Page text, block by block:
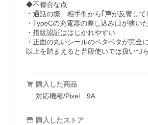
◆不都合な点
・通話の際、相手側から｢声が反響し
・TypeCの充電器の差し込み口が狭い
・指紋認証ははじかれやすい
・正面の丸いシールのベタベタが完
以上を踏まえると普段使いでは扱いづ
購入した商品
対応機種/Pixel 9A
購入したストア